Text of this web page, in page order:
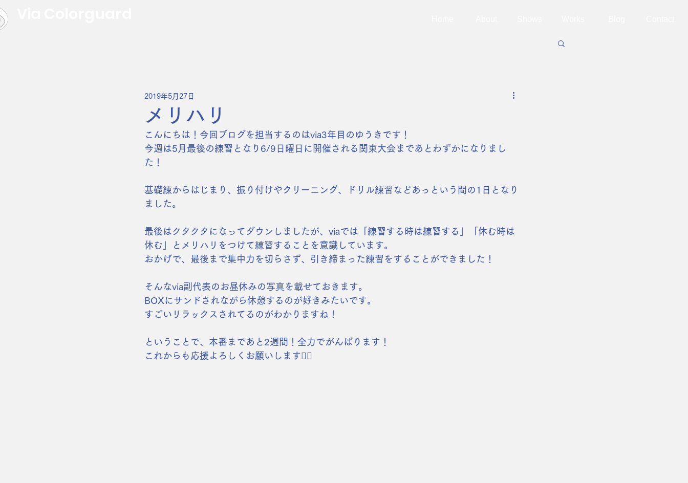
メリハリ
2019年5月27日
こんにちは！今回ブログを担当するのはvia3年目のゆうきです！
今週は5月最後の練習となり6/9日曜日に開催される関東大会まであとわずかになりまし
た！
基礎練からはじまり、振り付けやクリーニング、ドリル練習などあっという間の1日となり
ました。
最後はクタクタになってダウンしましたが、viaでは「練習する時は練習する」「休む時は
休む」とメリハリをつけて練習することを意識しています。
おかげで、最後まで集中力を切らさず、引き締まった練習をすることができました！
そんなvia副代表のお昼休みの写真を載せておきます。
BOXにサンドされながら休憩するのが好きみたいです。
すごいリラックスされてるのがわかりますね！
ということで、本番まであと2週間！全力でがんばります！
これからも応援よろしくお願いします🙇‍♂